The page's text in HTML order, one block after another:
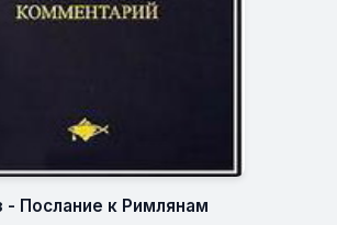
- Послание к Римлянам